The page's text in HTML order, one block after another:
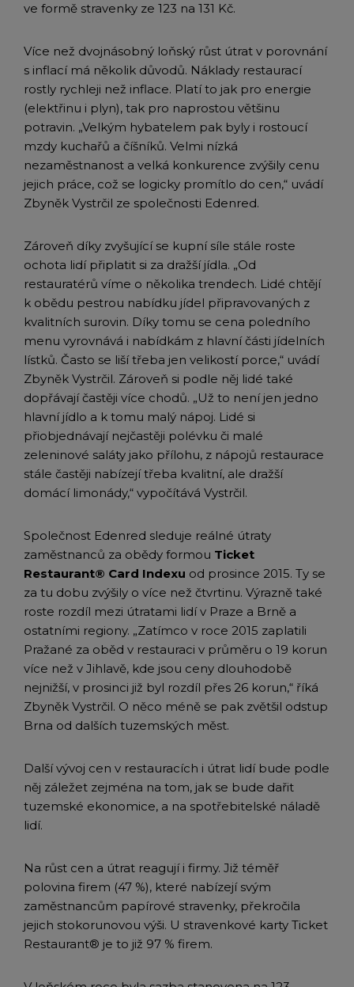
ve formě stravenky ze 123 na 131 Kč.
Více než dvojnásobný loňský růst útrat v porovnání
s inflací má několik důvodů. Náklady restaurací
rostly rychleji než inflace. Platí to jak pro energie
(elektřinu i plyn), tak pro naprostou většinu
potravin. „Velkým hybatelem pak byly i rostoucí
mzdy kuchařů a číšníků. Velmi nízká
nezaměstnanost a velká konkurence zvýšily cenu
jejich práce, což se logicky promítlo do cen,“ uvádí
Zbyněk Vystrčil ze společnosti Edenred.
Zároveň díky zvyšující se kupní síle stále roste
ochota lidí připlatit si za dražší jídla. „Od
restauratérů víme o několika trendech. Lidé chtějí
k obědu pestrou nabídku jídel připravovaných z
kvalitních surovin. Díky tomu se cena poledního
menu vyrovnává i nabídkám z hlavní části jídelních
lístků. Často se liší třeba jen velikostí porce,“ uvádí
Zbyněk Vystrčil. Zároveň si podle něj lidé také
dopřávají častěji více chodů. „Už to není jen jedno
hlavní jídlo a k tomu malý nápoj. Lidé si
přiobjednávají nejčastěji polévku či malé
zeleninové saláty jako přílohu, z nápojů restaurace
stále častěji nabízejí třeba kvalitní, ale dražší
domácí limonády,“ vypočítává Vystrčil.
Společnost Edenred sleduje reálné útraty
zaměstnanců za obědy formou Ticket
Restaurant® Card Indexu od prosince 2015. Ty se
za tu dobu zvýšily o více než čtvrtinu. Výrazně také
roste rozdíl mezi útratami lidí v Praze a Brně a
ostatními regiony. „Zatímco v roce 2015 zaplatili
Pražané za oběd v restauraci v průměru o 19 korun
více než v Jihlavě, kde jsou ceny dlouhodobě
nejnižší, v prosinci již byl rozdíl přes 26 korun,“ říká
Zbyněk Vystrčil. O něco méně se pak zvětšil odstup
Brna od dalších tuzemských měst.
Další vývoj cen v restauracích i útrat lidí bude podle
něj záležet zejména na tom, jak se bude dařit
tuzemské ekonomice, a na spotřebitelské náladě
lidí.
Na růst cen a útrat reagují i firmy. Již téměř
polovina firem (47 %), které nabízejí svým
zaměstnancům papírové stravenky, překročila
jejich stokorunovou výši. U stravenkové karty Ticket
Restaurant® je to již 97 % firem.